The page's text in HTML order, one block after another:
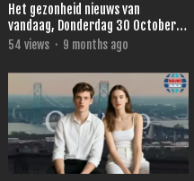
Het gezonheid nieuws van
vandaag, Donderdag 30 October
2025
54 views · 9 months ago